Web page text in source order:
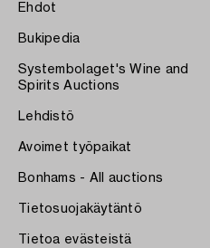
Ehdot
Bukipedia
Systembolaget's Wine and
Spirits Auctions
Lehdistö
Avoimet työpaikat
Bonhams - All auctions
Tietosuojakäytäntö
Tietoa evästeistä